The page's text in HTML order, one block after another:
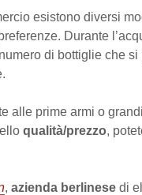
esistono diversi
Durante
di bottiglie che
alle prime armi o
qualità/prezzo,
, azienda berlinese di